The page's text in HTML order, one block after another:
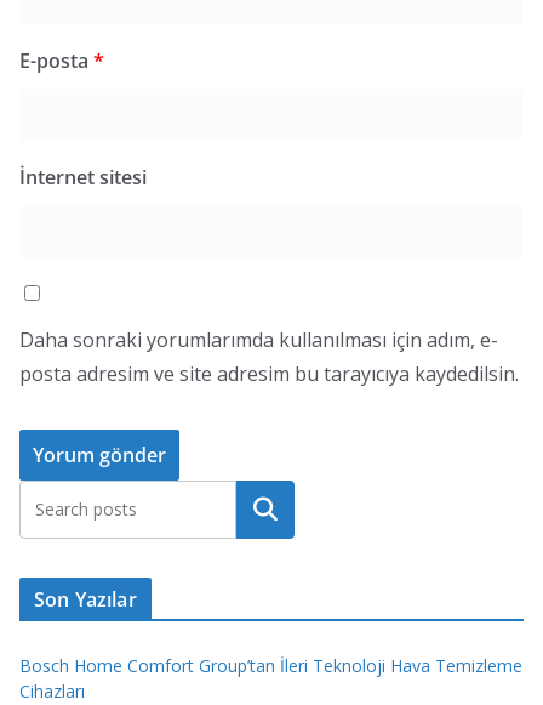
E-posta *
İnternet sitesi
Daha sonraki yorumlarımda kullanılması için adım, e-
posta adresim ve site adresim bu tarayıcıya kaydedilsin.
Ara
Son Yazılar
Bosch Home Comfort Group’tan İleri Teknoloji Hava Temizleme
Cihazları